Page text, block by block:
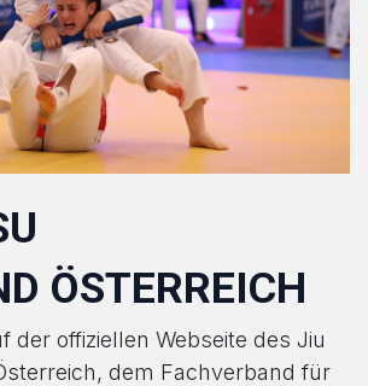
ÖSTERREICH
der offiziellen Webseite des Jiu
dem Fachverband für